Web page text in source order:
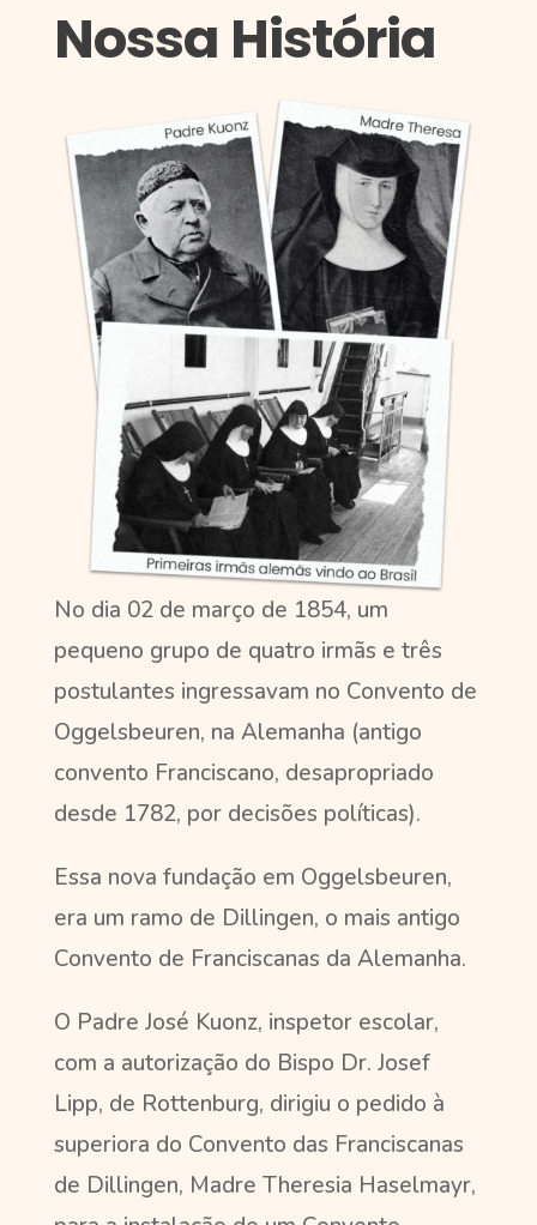
Nossa História
No dia 02 de março de 1854, um
pequeno grupo de quatro irmãs e três
postulantes ingressavam no Convento de
Oggelsbeuren, na Alemanha (antigo
convento Franciscano, desapropriado
desde 1782, por decisões políticas).
Essa nova fundação em Oggelsbeuren,
era um ramo de Dillingen, o mais antigo
Convento de Franciscanas da Alemanha.
O Padre José Kuonz, inspetor escolar,
com a autorização do Bispo Dr. Josef
Lipp, de Rottenburg, dirigiu o pedido à
superiora do Convento das Franciscanas
de Dillingen, Madre Theresia Haselmayr,